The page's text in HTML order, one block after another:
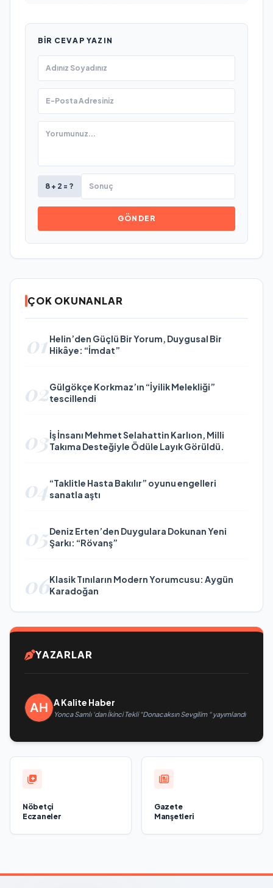
BIR CEVAP YAZIN
8 + 2 = ?
GÖNDER
ÇOK OKUNANLAR
01 Helin’den Güçlü Bir Yorum, Duygusal Bir
Hikâye: “İmdat”
02Gülgökçe Korkmaz’ın “İyilik Melekliği”
tescillendi
03İş İnsanı Mehmet Selahattin Karlıon, Milli
Takıma Desteğiyle Ödüle Layık Görüldü.
04“Taklitle Hasta Bakılır” oyunu engelleri
sanatla aştı
05Deniz Erten’den Duygulara Dokunan Yeni
Şarkı: “Rövanş”
06Klasik Tınıların Modern Yorumcusu: Aygün
Karadoğan
YAZARLAR
A Kalite Haber
Yonca Samlı ‘dan İkinci Tekli “Donacaksın Sevgilim “ yayımlandı
Nöbetçi
Eczaneler
Gazete
Manşetleri